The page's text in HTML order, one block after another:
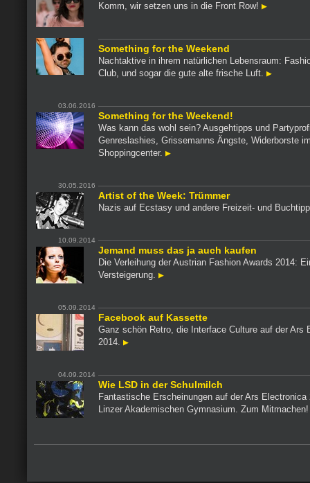
Komm, wir setzen uns in die Front Row!
Something for the Weekend
Nachtaktive in ihrem natürlichen Lebensraum:
Club, und sogar die gute alte frische Luft.
03.06.2016
Something for the Weekend!
Was kann das wohl sein? Ausgehtipps und
Genreslashies, Grissemanns Ängste, Widerborste
Shoppingcenter.
30.05.2016
Artist of the Week: Trümmer
Nazis auf Ecstasy und andere Freizeit- und
10.09.2014
Jemand muss das ja auch kaufen
Die Verleihung der Austrian Fashion Awards 2014:
Versteigerung.
05.09.2014
Facebook auf Kassette
Ganz schön Retro, die Interface Culture auf der Ars
2014.
04.09.2014
Wie LSD in der Schulmilch
Fantastische Erscheinungen auf der Ars Electronica
Linzer Akademischen Gymnasium. Zum